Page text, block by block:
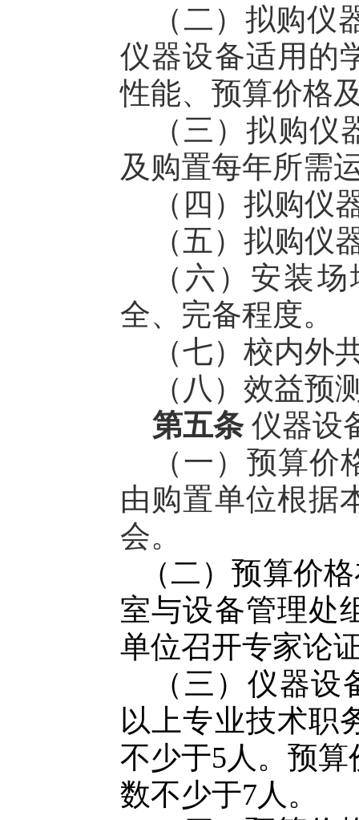
（二）拟购
仪器设备适用的
性能、预算价格
（三）拟购
及购置每年所需
（四）拟购仪
（五）拟购仪
（六）安装
全、完备程度。
（七）校内外
（八）效益预
第五条仪器设
（一）预算
由购置单位根据
会。
（二）预算价
室与设备管理处
单位召开专家论
（三）仪器
以上专业技术职
不少于5人。预
数不少于7人。